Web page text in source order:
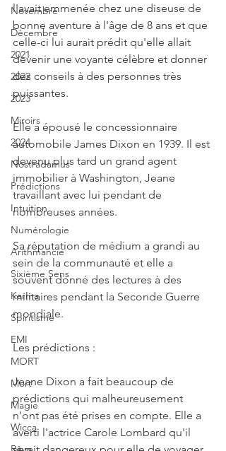
Novembre
Décembre
2021
2022
2023
Miroirs
2024
Nostradamus
Prédictions
Intuition
Numérologie
Arithmancie
Sixième Sens
Karma
Spiritisme
EMI
MORT
Mort
Magie
Wicca
l'avait emmenée chez une diseuse de
bonne aventure à l'âge de 8 ans et que
celle-ci lui aurait prédit qu'elle allait
devenir une voyante célèbre et donner
des conseils à des personnes très
puissantes.
Elle a épousé le concessionnaire
automobile James Dixon en 1939. Il est
devenu plus tard un grand agent
immobilier à Washington, Jeane
travaillant avec lui pendant de
nombreuses années.
Sa réputation de médium a grandi au
sein de la communauté et elle a
souvent donné des lectures à des
militaires pendant la Seconde Guerre
mondiale.
Les prédictions :
Jeane Dixon a fait beaucoup de
prédictions qui malheureusement
n'ont pas été prises en compte. Elle a
averti l'actrice Carole Lombard qu'il